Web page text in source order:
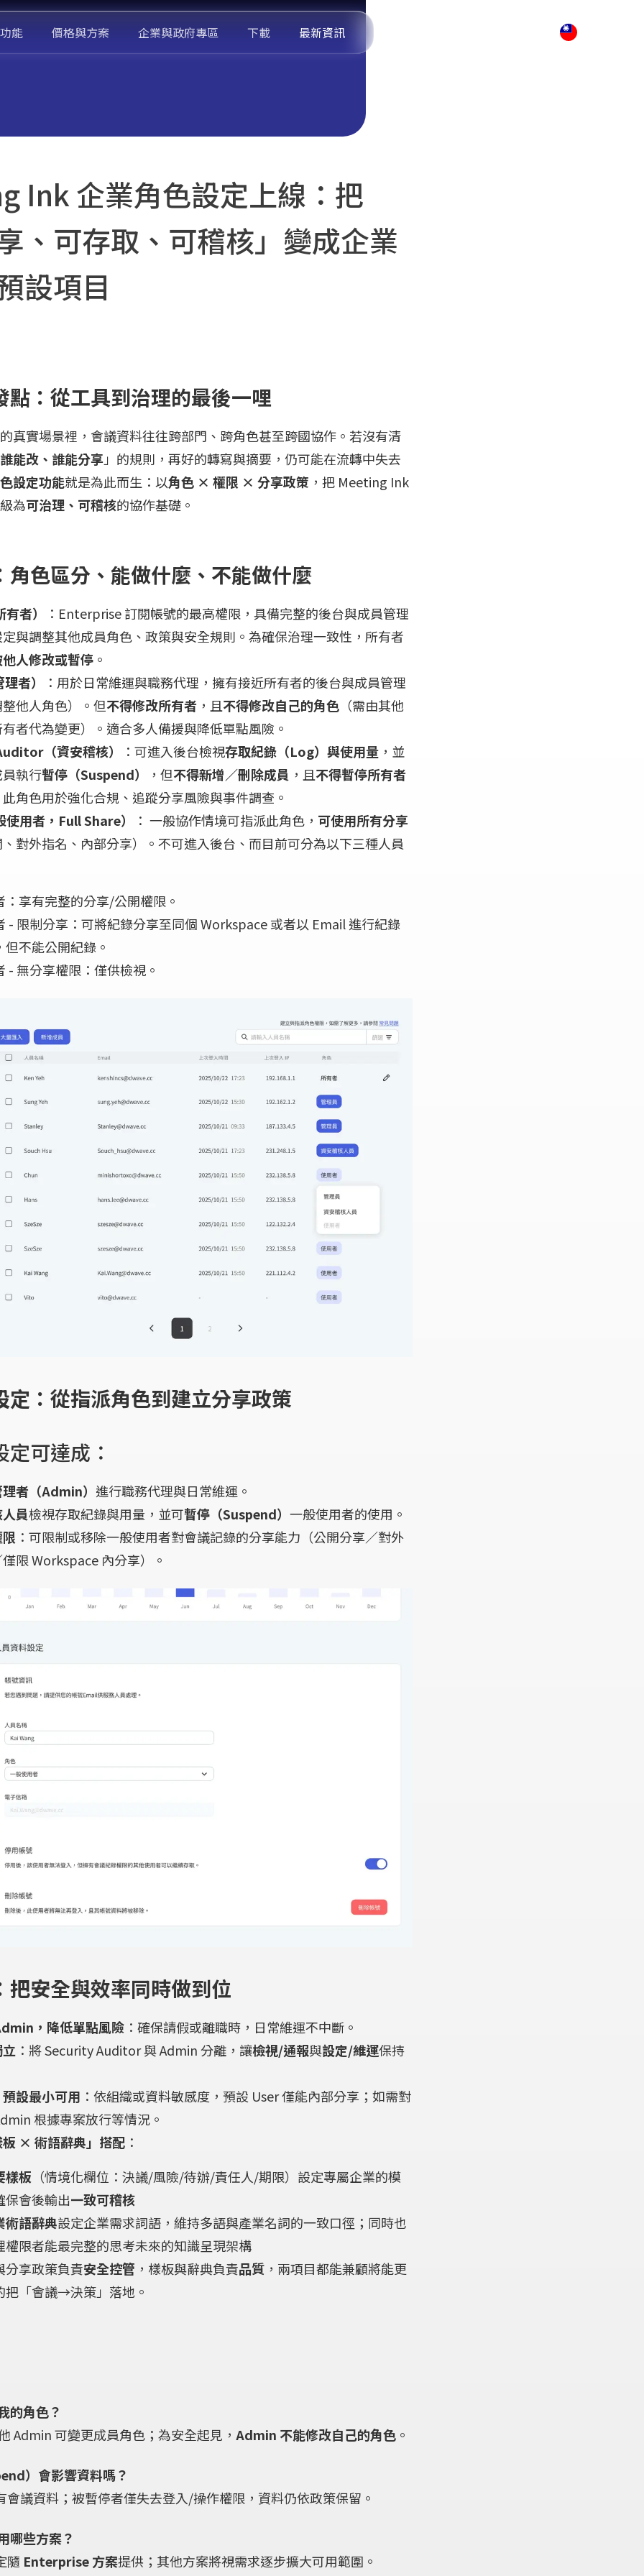
能 價格與方案 企業與政府專區 下載 最新資訊
Ink 企業角色設定上線：把
、可存取、可稽核」變成企業
設項目
點：從工具到治理的最後一哩
真實場景裡，會議資料往往跨部門、跨角色甚至跨國協作。若沒有清
能改、誰能分享」的規則，再好的轉寫與摘要，仍可能在流轉中失去
設定功能就是為此而生：以角色 × 權限 × 分享政策 ，把 Meeting Ink
為可治理、可稽核的協作基礎。
角色區分、能做什麼、不能做什麼
者）
：Enterprise 訂閱帳號的最高權限，具備完整的後台與成員管理
與調整其他成員角色、政策與安全規則。為確保治理一致性，所有者
人修改或暫停 。
者）
：用於日常維運與職務代理，擁有接近所有者的後台與成員管理
他人角色）。但不得修改所有者 ，且不得修改自己的角色 （需由其他
者代為變更）。適合多人備援與降低單點風險。
（資安稽核）
：可進入後台檢視存取紀錄（Log）與使用量 ，並
執行暫停（Suspend） ，但不得新增／刪除成員 ，且不得暫停所有者
角色用於強化合規、追蹤分享風險與事件調查。
用者，Full Share）
： 一般協作情境可指派此角色， 可使用所有分享
對外指名、內部分享）。不可進入後台、而目前可分為以下三種人員
：享有完整的分享/公開權限。
- 限制分享：可將紀錄分享至同個 Workspace 或者以 Email 進行紀錄
但不能公開紀錄。
- 無分享權限：僅供檢視。
定：從指派角色到建立分享政策
可達成：
者（Admin） 進行職務代理與日常維運。
員檢視存取紀錄與用量，並可暫停（Suspend） 一般使用者的使用。
：可限制或移除一般使用者對會議記錄的分享能力（公開分享／對外
限 Workspace 內分享）。
把安全與效率同時做到位
，降低單點風險 ：確保請假或離職時，日常維運不中斷。
：將 Security Auditor 與 Admin 分離，讓檢視/通報與設定/維運保持
設最小可用 ：依組織或資料敏感度，預設 User 僅能內部分享；如需對
根據專案放行等情況。
× 術語辭典」搭配 ：
樣板 （情境化欄位：決議/風險/待辦/責任人/期限）設定專屬企業的模
保會後輸出一致可稽核
術語辭典設定企業需求詞語，維持多語與產業名詞的一致口徑；同時也
權限者能最完整的思考未來的知識呈現架構
分享政策負責安全控管 ，樣板與辭典負責品質 ，兩項目都能兼顧將能更
把「會議→決策」落地。
的角色？
Admin 可變更成員角色；為安全起見， Admin 不能修改自己的角色 。
）會影響資料嗎？
會議資料；被暫停者僅失去登入/操作權限，資料仍依政策保留。
哪些方案？
隨 Enterprise 方案提供；其他方案將視需求逐步擴大可用範圍。